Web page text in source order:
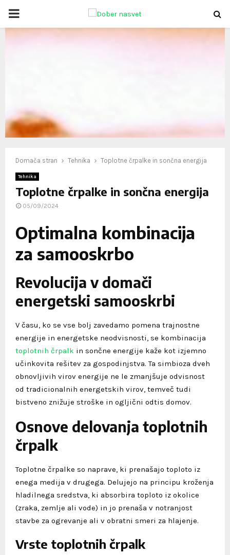
PRIMARY
MENU
Domača stran Tehnika Toplotne črpalke in sončna energija
Tehnika
Toplotne črpalke in sončna energija
05/09/2024
Optimalna kombinacija
za samooskrbo
Revolucija v domači
energetski samooskrbi
V času, ko se vse bolj zavedamo pomena trajnostne
energije in energetske neodvisnosti, se kombinacija
toplotnih črpalk in sončne energije kaže kot izjemno
učinkovita rešitev za gospodinjstva. Ta simbioza dveh
obnovljivih virov energije ne le zmanjšuje odvisnost
od tradicionalnih energetskih virov, temveč tudi
bistveno znižuje stroške in ogljični odtis domov.
Osnove delovanja toplotnih
črpalk
Toplotne črpalke so naprave, ki prenašajo toploto iz
enega medija v drugega. Delujejo na principu kroženja
hladilnega sredstva, ki absorbira toploto iz okolice
(zraka, zemlje ali vode) in jo prenaša v notranjost
stavbe za ogrevanje ali v obratni smeri za hlajenje.
Vrste toplotnih črpalk